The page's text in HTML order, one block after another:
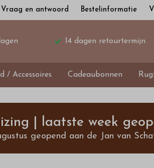
Vraag en antwoord Bestelinformatie
14 dagen retourtermijn
/ Accessoires Cadeaubonnen
| laatste week
geopend aan de Jan van